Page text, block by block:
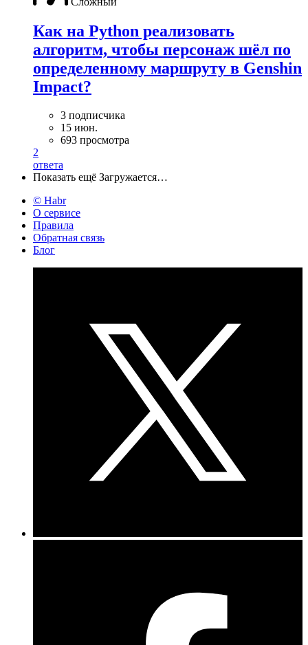
Как на Python реализовать
алгоритм, чтобы персонаж шёл по
определенному маршруту в Genshin
Impact?
3 подписчика
15 июн.
693 просмотра
2
ответа
Показать ещё Загружается…
© Habr
О сервисе
Правила
Обратная связь
Блог